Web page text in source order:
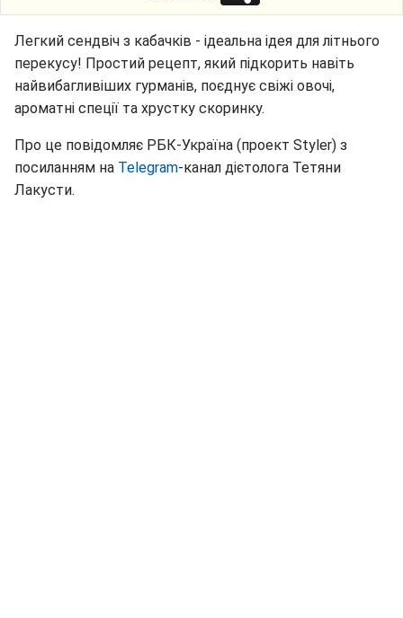
Легкий сендвіч з кабачків - ідеальна ідея для літнього
перекусу! Простий рецепт, який підкорить навіть
найвибагливіших гурманів, поєднує свіжі овочі,
ароматні спеції та хрустку скоринку.
Про це повідомляє РБК-Україна (проект Styler) з
посиланням на Telegram-канал дієтолога Тетяни
Лакусти.